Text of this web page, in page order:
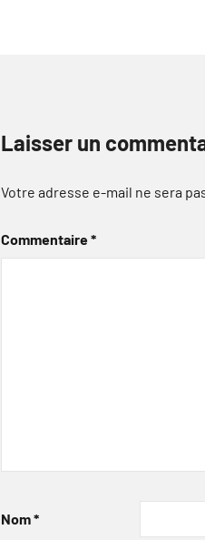
Laisser un
Votre adresse e-mail ne sera
Commentaire*
Nom*